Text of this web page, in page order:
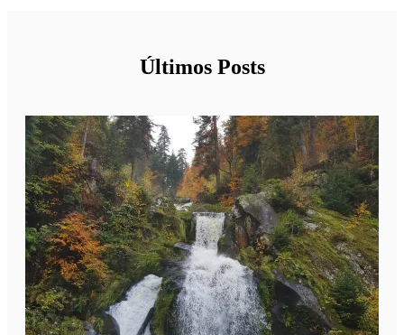
Últimos Posts